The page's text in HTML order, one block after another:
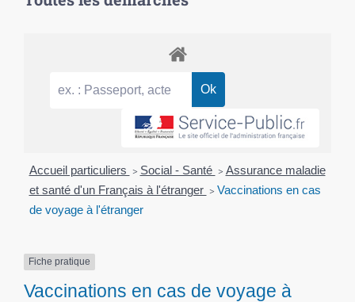
Accueil particuliers > Social - Santé > Assurance maladie
et santé d'un Français à l'étranger > Vaccinations en cas
de voyage à l'étranger
Fiche pratique
Vaccinations en cas de voyage à